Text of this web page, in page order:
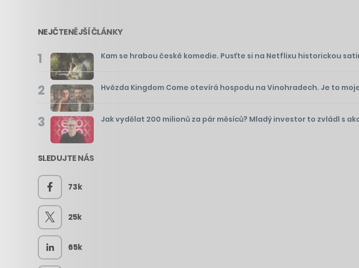
NEJČTENĚJŠÍ ČLÁNKY
1 Kam se hrabou české komedie. Pusťte si na Netflixu historickou
2 Hvězda Kingdom Come otevírá hospodu na Vinohradech. Je to
3 Jak vydělat 200 milionů za pár měsíců? Mladý investor to zvládl s
SLEDUJTE NÁS
73k
25k
65k